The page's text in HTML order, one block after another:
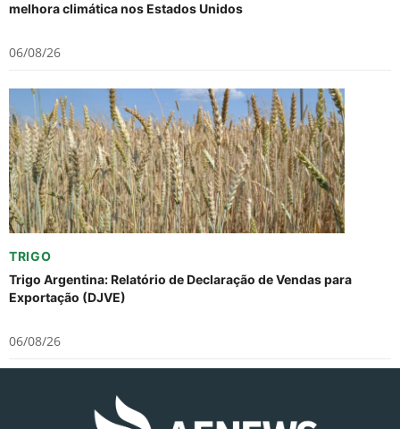
melhora climática nos Estados Unidos
06/08/26
TRIGO
Trigo Argentina: Relatório de Declaração de Vendas para
Exportação (DJVE)
06/08/26